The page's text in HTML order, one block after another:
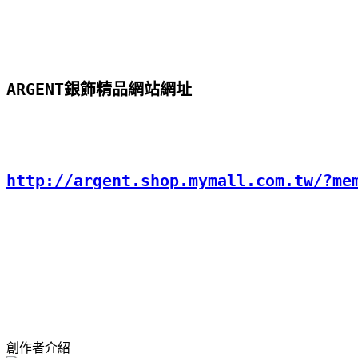
ARGENT銀飾精品網站網址
http://argent.shop.mymall.com.tw/
創作者介紹